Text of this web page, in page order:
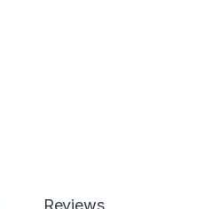
Reviews